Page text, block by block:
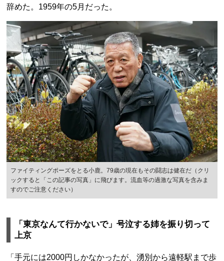
辞めた。1959年の5月だった。
ファイティングポーズをとる小鹿。79歳の現在もその闘志は健在だ（クリ
ックすると「この記事の写真」に飛びます。流血等の過激な写真を含みま
すのでご注意ください）
「東京なんて行かないで」号泣する姉を振り切って
上京
「手元には2000円しかなかったが、湧別から遠軽駅まで歩